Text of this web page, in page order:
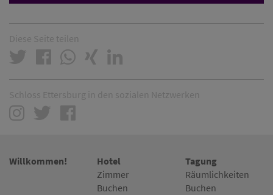
Diese Seite teilen
Schloss Ettersburg in den sozialen Netzwerken
Willkommen!
Hotel
Zimmer
Buchen
Tagung
Räumlichkeiten
Buchen